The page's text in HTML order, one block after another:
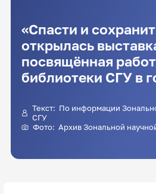
«Спасти и
открылась
посвящённая
библиотеки СГУ в
Текст: По информации Зональной научной библиотеки
СГУ
Фото: Архив Зональной